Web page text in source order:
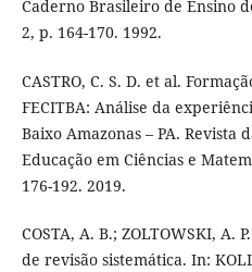
Caderno Brasileiro de Ensino
2, p. 164-170. 1992.
CASTRO, C. S. D. et al.
FECITBA: Análise da
Baixo Amazonas – PA. Revista
Educação em Ciências e
176-192. 2019.
COSTA, A. B.; ZOLTOWSKI, A.
de revisão sistemática. In: